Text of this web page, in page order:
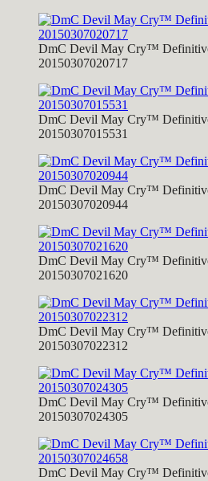
DmC Devil May Cry™
20150307020717
DmC Devil May Cry™
20150307015531
DmC Devil May Cry™
20150307020944
DmC Devil May Cry™
20150307021620
DmC Devil May Cry™
20150307022312
DmC Devil May Cry™
20150307024305
DmC Devil May Cry™